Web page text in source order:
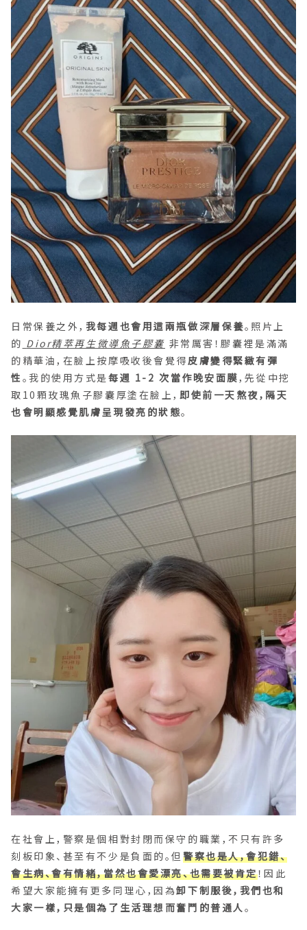
日常保養之外， 我每週也會用這兩瓶做深層保養。照片上
的 Dior精萃再生微導魚子膠囊 非常厲害！膠囊裡是滿滿
的精華油，在臉上按摩吸收後會覺得皮膚變得緊緻有彈
性 。我的使用方式是每週 1-2 次當作晚安面膜，先從中挖
取10顆玫瑰魚子膠囊厚塗在臉上， 即使前一天熬夜，隔天
也會明顯感覺肌膚呈現發亮的狀態。
在社會上，警察是個相對封閉而保守的職業，不只有許多
刻板印象、甚至有不少是負面的。但 警察也是人，會犯錯、
會生病、會有情緒，當然也會愛漂亮、也需要被肯定！因此
希望大家能擁有更多同理心，因為卸下制服後，我們也和
大家一樣，只是個為了生活理想而奮鬥的普通人 。